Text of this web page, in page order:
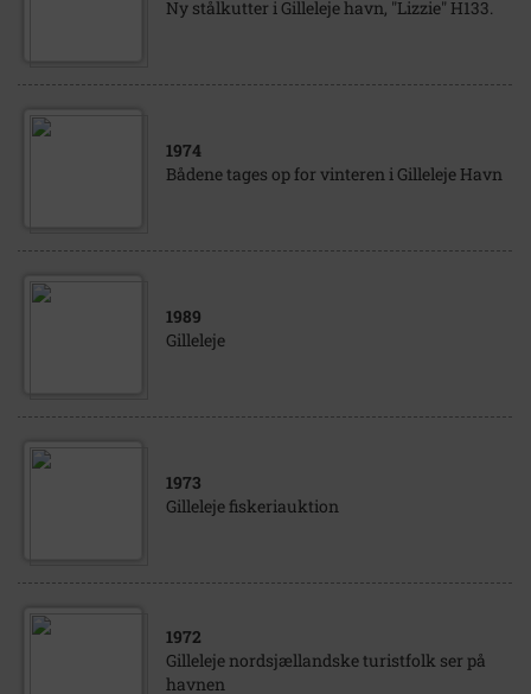
Ny stålkutter i Gilleleje havn, "Lizzie" H133.
1974
Bådene tages op for vinteren i Gilleleje Havn
1989
Gilleleje
1973
Gilleleje fiskeriauktion
1972
Gilleleje nordsjællandske turistfolk ser på
havnen